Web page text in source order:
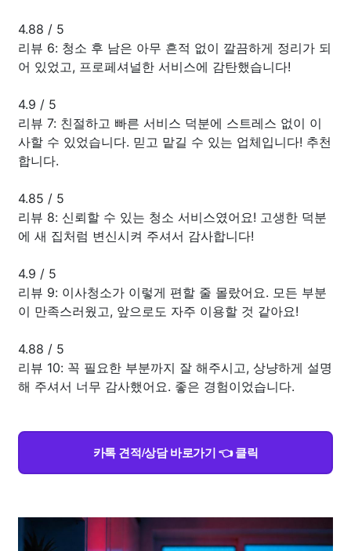
4.88 / 5
리뷰 6: 청소 후 남은 아무 흔적 없이 깔끔하게 정리가 되
어 있었고, 프로페셔널한 서비스에 감탄했습니다!
4.9 / 5
리뷰 7: 친절하고 빠른 서비스 덕분에 스트레스 없이 이
사할 수 있었습니다. 믿고 맡길 수 있는 업체입니다! 추천
합니다.
4.85 / 5
리뷰 8: 신뢰할 수 있는 청소 서비스였어요! 고생한 덕분
에 새 집처럼 변신시켜 주셔서 감사합니다!
4.9 / 5
리뷰 9: 이사청소가 이렇게 편할 줄 몰랐어요. 모든 부분
이 만족스러웠고, 앞으로도 자주 이용할 것 같아요!
4.88 / 5
리뷰 10: 꼭 필요한 부분까지 잘 해주시고, 상냥하게 설명
해 주셔서 너무 감사했어요. 좋은 경험이었습니다.
카톡 견적/상담 바로가기 👈 클릭